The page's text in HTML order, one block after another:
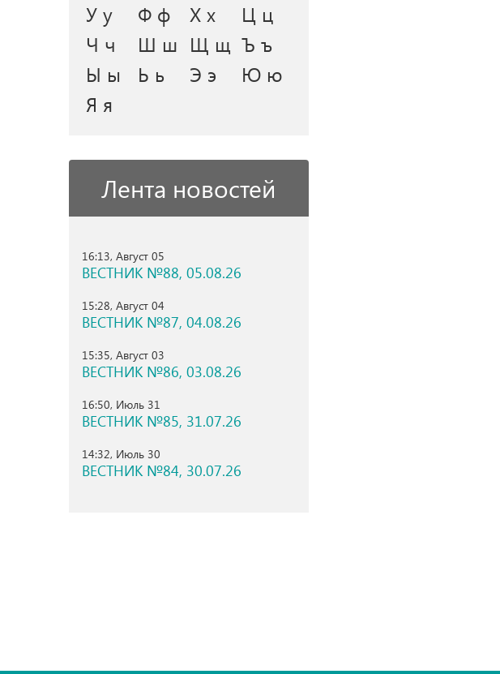
У у
Ф ф Х х
Ц ц
Ч ч
Ш ш Щ щ Ъ ъ
Ы ы
Ь ь Э э
Ю ю
Я я
Лента новостей
16:13, Август 05
ВЕСТНИК №88, 05.08.26
15:28, Август 04
ВЕСТНИК №87, 04.08.26
15:35, Август 03
ВЕСТНИК №86, 03.08.26
16:50, Июль 31
ВЕСТНИК №85, 31.07.26
14:32, Июль 30
ВЕСТНИК №84, 30.07.26